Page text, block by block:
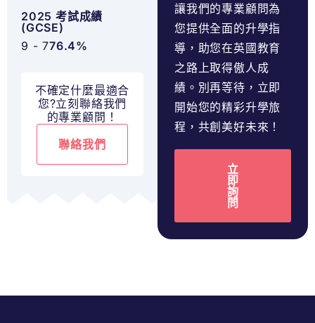
2025 考試成績
(GCSE)
9 - 776.4%
不確定什麼最適合
您?立刻聯絡我們
的專業顧問！
聯絡我們
讓我們的專業顧問為
您提供全面的升學指
導，助您在英國教育
之路上取得傲人成
績。別再等待，立即
開始您的精彩升學旅
程，共創美好未來！
立
即
詢
問